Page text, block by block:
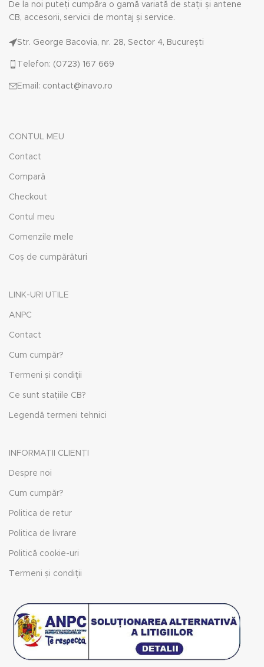
De la noi puteți cumpăra o gamă variată de stații și antene
CB, accesorii, servicii de montaj și service.
Str. George Bacovia, nr. 28, Sector 4, București
Telefon: (0723) 167 669
Email: contact@inavo.ro
CONTUL MEU
Contact
Compară
Checkout
Contul meu
Comenzile mele
Coș de cumpărături
LINK-URI UTILE
ANPC
Contact
Cum cumpăr?
Termeni și condiții
Ce sunt stațiile CB?
Legendă termeni tehnici
INFORMAȚII CLIENȚI
Despre noi
Cum cumpăr?
Politica de retur
Politica de livrare
Politică cookie-uri
Termeni și condiții